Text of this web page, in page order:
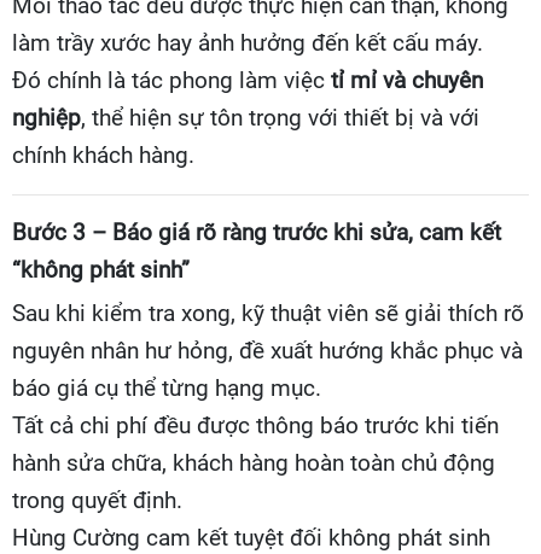
Mỗi thao tác đều được thực hiện cẩn thận, không
làm trầy xước hay ảnh hưởng đến kết cấu máy.
Đó chính là tác phong làm việc tỉ mỉ và chuyên
nghiệp, thể hiện sự tôn trọng với thiết bị và với
chính khách hàng.
Bước 3 – Báo giá rõ ràng trước khi sửa, cam kết
“không phát sinh”
Sau khi kiểm tra xong, kỹ thuật viên sẽ giải thích rõ
nguyên nhân hư hỏng, đề xuất hướng khắc phục và
báo giá cụ thể từng hạng mục.
Tất cả chi phí đều được thông báo trước khi tiến
hành sửa chữa, khách hàng hoàn toàn chủ động
trong quyết định.
Hùng Cường cam kết tuyệt đối không phát sinh